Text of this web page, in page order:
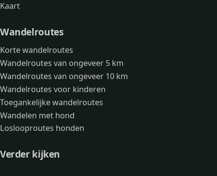
Kaart
Wandelroutes
Korte wandelroutes
Wandelroutes van ongeveer 5 km
Wandelroutes van ongeveer 10 km
Wandelroutes voor kinderen
Toegankelijke wandelroutes
Wandelen met hond
Loslooproutes honden
Verder kijken